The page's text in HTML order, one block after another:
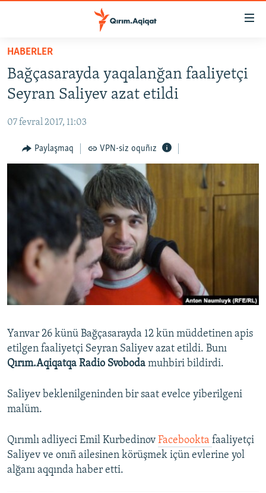
Esas
qaytmaq
Baş
navigatsiyağa
qaytmaq
qaytmaq
SİYASET
İQTİSADİYAT
CEMİYET
MEDENİYET
İNSAN AQLARI
VİDEO
BLOGLAR
FİKİR
Русский
Українською
QOŞULIÑIZ!
RFE/RS bütün saytları
HABERLER
Bağçasarayda yaqalanğan faaliyetçi
Seyran Saliyev azat etildi
07 fevral 2017, 11:03
Paylaşmaq VPN-siz oquñız
Yanvar 26 künü Bağçasarayda 12 kün müddetinen apis
etilgen faaliyetçi Seyran Saliyev azat etildi. Bunı
Qırım.Aqiqatqa Radio Svoboda muhbiri bildirdi.
Saliyev beklenilgeninden bir saat evelce yiberilgeni
malüm.
Qırımlı adliyeci Emil Kurbedinov Facebookta faaliyetçi
Saliyev ve onıñ ailesinen körüşmek içün evlerine yol
alğanı aqqında haber etti.